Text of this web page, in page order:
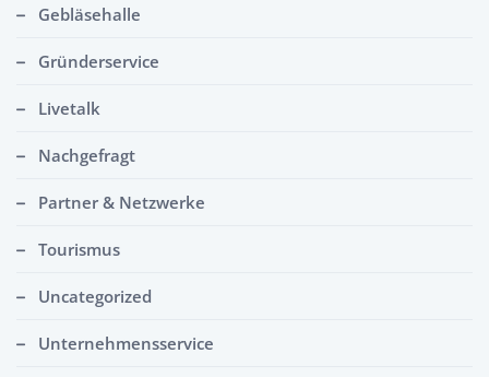
Gebläsehalle
Gründerservice
Livetalk
Nachgefragt
Partner & Netzwerke
Tourismus
Uncategorized
Unternehmensservice